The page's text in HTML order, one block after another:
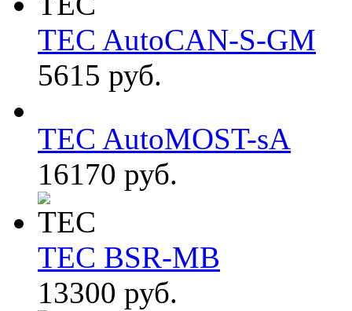
TEC AutoCAN-S-GM
5615 руб.
TEC AutoMOST-sА
16170 руб.
TEC BSR-MB
13300 руб.